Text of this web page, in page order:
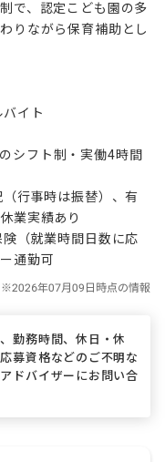
で、認定こども園の多
りながら保育補助とし
イト
シフト制・実働4時間
行事時は振替）、有
業実績あり
（就業時間日数に応
通勤可
勤務時間、休日・休
募資格などのご不明な
ドバイザーにお問い合